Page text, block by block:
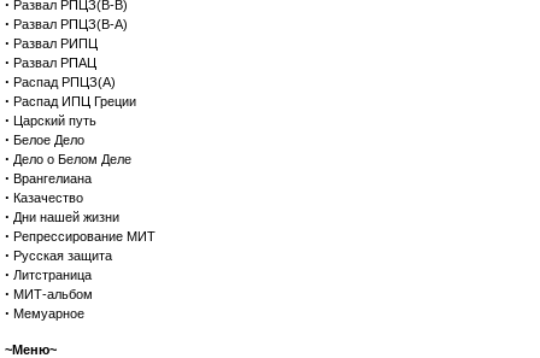
· Развал РПЦЗ(В-В)
· Развал РПЦЗ(В-А)
· Развал РИПЦ
· Развал РПАЦ
· Распад РПЦЗ(А)
· Распад ИПЦ Греции
· Царский путь
· Белое Дело
· Дело о Белом Деле
· Врангелиана
· Казачество
· Дни нашей жизни
· Репрессирование МИТ
· Русская защита
· Литстраница
· МИТ-альбом
· Мемуарное
~Меню~